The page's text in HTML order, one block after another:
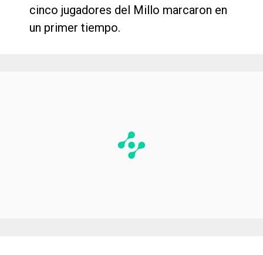
cinco jugadores del Millo marcaron en
un primer tiempo.